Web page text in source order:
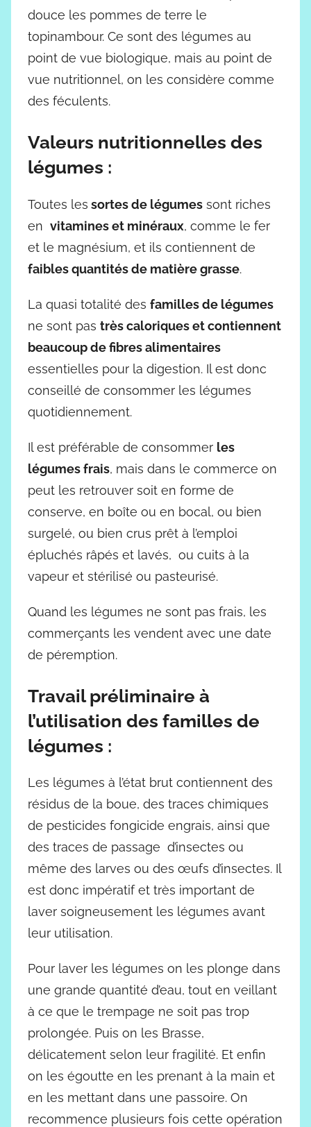
douce les pommes de terre le
topinambour. Ce sont des légumes au
point de vue biologique, mais au point de
vue nutritionnel, on les considère comme
des féculents.
Valeurs nutritionnelles des
légumes :
Toutes les sortes de légumes sont riches
en vitamines et minéraux, comme le fer
et le magnésium, et ils contiennent de
faibles quantités de matière grasse.
La quasi totalité des familles de légumes
ne sont pas très caloriques et contiennent
beaucoup de fibres alimentaires
essentielles pour la digestion. Il est donc
conseillé de consommer les légumes
quotidiennement.
Il est préférable de consommer les
légumes frais, mais dans le commerce on
peut les retrouver soit en forme de
conserve, en boîte ou en bocal, ou bien
surgelé, ou bien crus prêt à l’emploi
épluchés râpés et lavés, ou cuits à la
vapeur et stérilisé ou pasteurisé.
Quand les légumes ne sont pas frais, les
commerçants les vendent avec une date
de péremption.
Travail préliminaire à
l’utilisation des familles de
légumes :
Les légumes à l’état brut contiennent des
résidus de la boue, des traces chimiques
de pesticides fongicide engrais, ainsi que
des traces de passage d’insectes ou
même des larves ou des œufs d’insectes. Il
est donc impératif et très important de
laver soigneusement les légumes avant
leur utilisation.
Pour laver les légumes on les plonge dans
une grande quantité d’eau, tout en veillant
à ce que le trempage ne soit pas trop
prolongée. Puis on les Brasse,
délicatement selon leur fragilité. Et enfin
on les égoutte en les prenant à la main et
en les mettant dans une passoire. On
recommence plusieurs fois cette opération